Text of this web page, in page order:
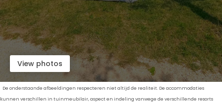
View photos
De onderstaande afbeeldingen respecteren niet altijd de realiteit. De accommodaties
kunnen verschillen in tuinmeubilair, aspect en indeling vanwege de verschillende resorts